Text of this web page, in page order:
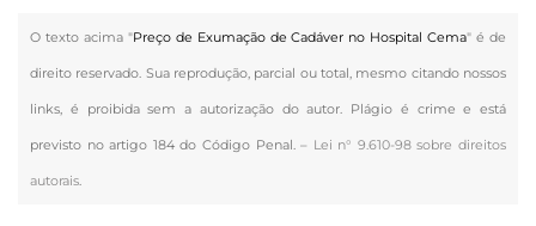
O texto acima "Preço de Exumação de Cadáver no Hospital Cema" é de
direito reservado. Sua reprodução, parcial ou total, mesmo citando nossos
links, é proibida sem a autorização do autor. Plágio é crime e está
previsto no artigo 184 do Código Penal. – Lei n° 9.610-98 sobre direitos
autorais.